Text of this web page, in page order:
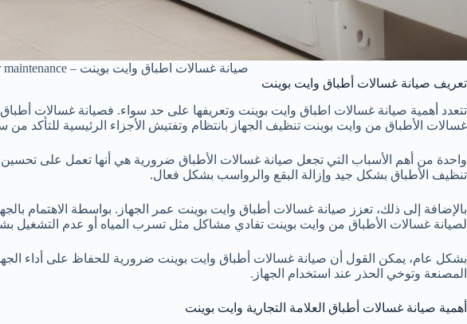
صيانة غسالات اطباق وايت بوينت – White Point dishwasher maintenance
تعريف صيانة غسالات أطباق وايت بوينت
تتعدد أهمية صيانة غسالات اطباق وايت بوينت وتعريفها على حد سواء. فصيانة غسالات
غسالات الأطباق من وايت بوينت تنظيف الجهاز بانتظام وتفتيش الأجزاء الرئيسية للتأكد من
واحدة من أهم الأسباب التي تجعل صيانة غسالات الأطباق ضرورية هي أنها تعمل على تحسين
تنظيف الأطباق بشكل جيد وإزالة البقع والرواسب بشكل فعال.
بالإضافة إلى ذلك، تعزز صيانة غسالات أطباق وايت بوينت عمر الجهاز. بواسطة الاهتمام
لصيانة غسالات الأطباق من وايت بوينت تفادي مشاكل مثل تسرب المياه أو عدم التشغيل
بشكل عام، يمكن القول أن صيانة غسالات أطباق وايت بوينت ضرورية للحفاظ على أداء
المصنعة وتوخي الحذر عند استخدام الجهاز.
أهمية صيانة غسالات أطباق العلامة التجارية وايت بوينت